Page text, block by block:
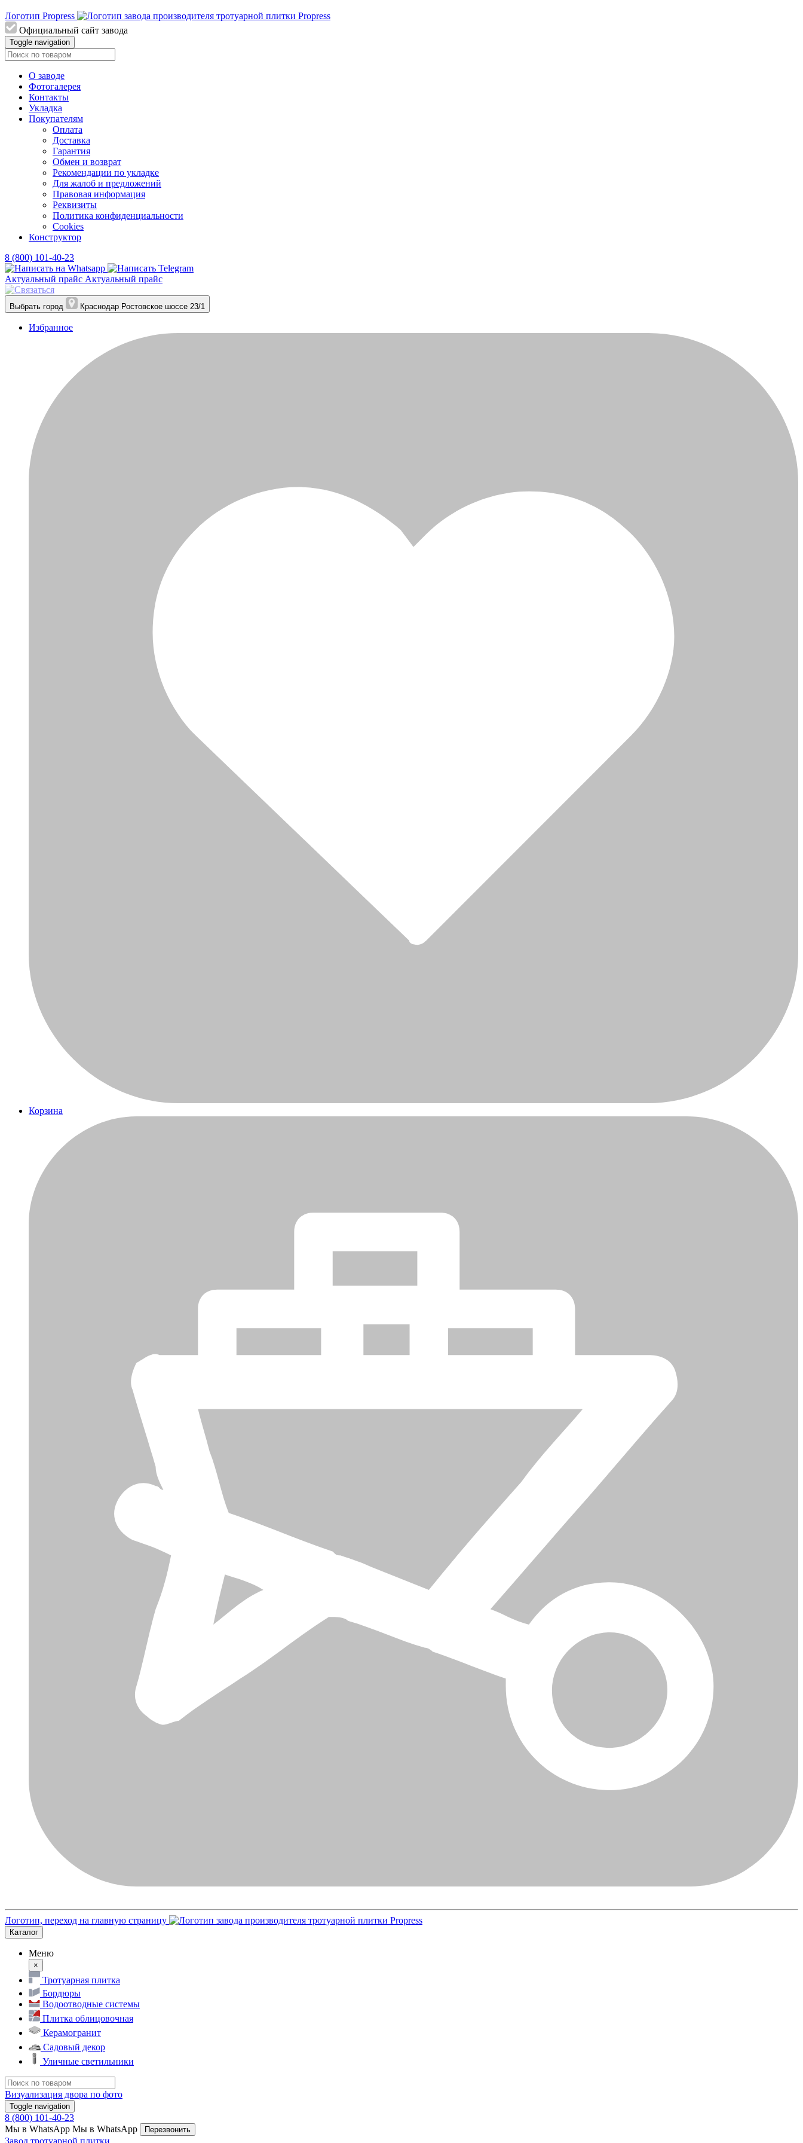
Логотип Propress
Официальный сайт завода
Toggle navigation
О заводе
Фотогалерея
Контакты
Укладка
Покупателям
Оплата
Доставка
Гарантия
Обмен и возврат
Рекомендации по укладке
Для жалоб и предложений
Правовая информация
Реквизиты
Политика конфиденциальности
Cookies
Конструктор
8 (800) 101-40-23
Актуальный прайс Актуальный прайс
Выбрать город Краснодар Ростовское шоссе 23/1
Избранное
Корзина
Логотип, переход на главную страницу
Каталог
Меню
×
Тротуарная плитка
Бордюры
Водоотводные системы
Плитка облицовочная
Керамогранит
Садовый декор
Уличные светильники
Визуализация двора по фото
Toggle navigation
8 (800) 101-40-23
Мы в WhatsApp Мы в WhatsApp Перезвонить
Завод тротуарной плитки